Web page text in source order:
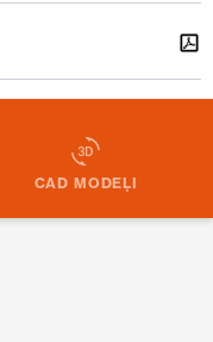
CAD MODEĻI